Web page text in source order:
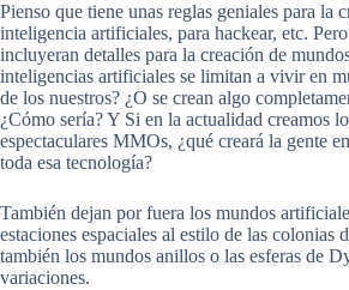
Pienso que tiene unas reglas geniales para la
inteligencia artificiales, para hackear, etc.
incluyeran detalles para la creación de
inteligencias artificiales se limitan a vivir en
de los nuestros? ¿O se crean algo
¿Cómo sería? Y Si en la actualidad creamos
espectaculares MMOs, ¿qué creará la gente
toda esa tecnología?
También dejan por fuera los mundos
estaciones espaciales al estilo de las colonias
también los mundos anillos o las esferas de
variaciones.